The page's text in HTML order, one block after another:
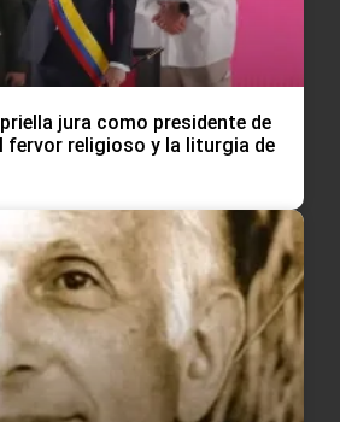
jura como presidente de
fervor religioso y la liturgia de